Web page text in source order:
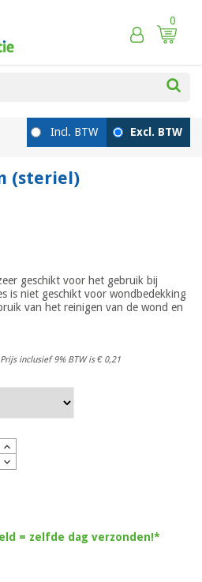
0
(steriel)
geschikt voor het gebruik bij
is niet geschikt voor wondbedekking
van het reinigen van de wond en
Prijs inclusief 9% BTW is€ 0,21
= zelfde dag verzonden!*